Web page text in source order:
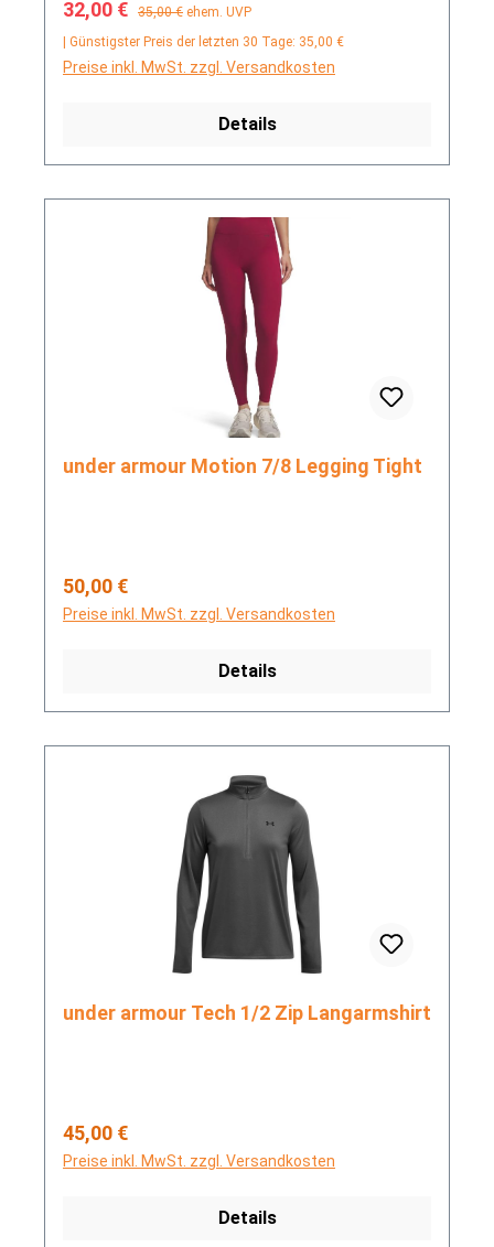
Verkaufspreis:
32,00 € Regulärer Preis:
35,00 € ehem. UVP
| Günstigster Preis der letzten 30 Tage: 35,00 €
Preise inkl. MwSt. zzgl. Versandkosten
Details
under armour Motion 7/8 Legging Tight
Regulärer Preis:
50,00 €
Preise inkl. MwSt. zzgl. Versandkosten
Details
under armour Tech 1/2 Zip Langarmshirt
Regulärer Preis:
45,00 €
Preise inkl. MwSt. zzgl. Versandkosten
Details